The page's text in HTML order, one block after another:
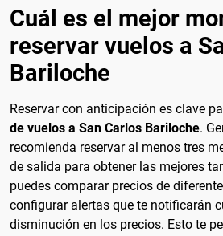
Cuál es el mejor
reservar vuelos a
Bariloche
Reservar con anticipación es clave
de vuelos a San Carlos Bariloche.
recomienda reservar al menos tres
de salida para obtener las mejores
puedes comparar precios de
configurar alertas que te notificarán
disminución en los precios. Esto te